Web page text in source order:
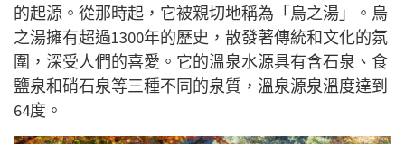
的起源。從那時起，它被親切地稱為「烏之湯」。烏
之湯擁有超過1300年的歷史，散發著傳統和文化的氛
圍，深受人們的喜愛。它的溫泉水源具有含石泉、食
鹽泉和硝石泉等三種不同的泉質，溫泉源泉溫度達到
64度。